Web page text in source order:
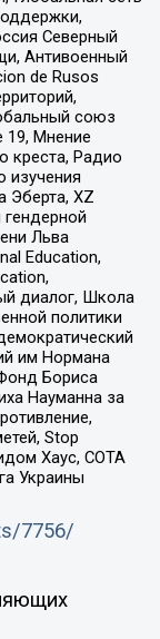
Северный
Антивоенный
de Rusos
союз
19, Мнение
креста, Радио
изучения
Эберта, XZ
Льва
Education,
диалог, Школа
политики
им Нормана
Бориса
Науманна за
Stop
Хаус, СОТА
Украины
7756/